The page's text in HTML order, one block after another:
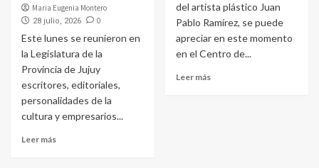
Maria Eugenia Montero
28 julio, 2026 0
Este lunes se reunieron en
la Legislatura de la
Provincia de Jujuy
escritores, editoriales,
personalidades de la
cultura y empresarios...
Leer más
del artista plástico Juan
Pablo Ramírez, se puede
apreciar en este momento
en el Centro de...
Leer más